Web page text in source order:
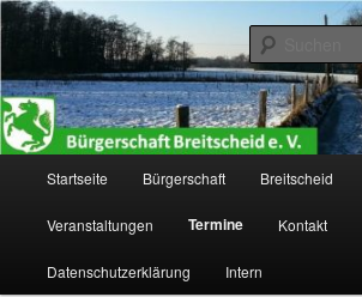
Zum
primären
springenBürgerschaft
Startseite Bürgerschaft Breitscheid
Veranstaltungen Termine Kontakt
Datenschutzerklärung Intern